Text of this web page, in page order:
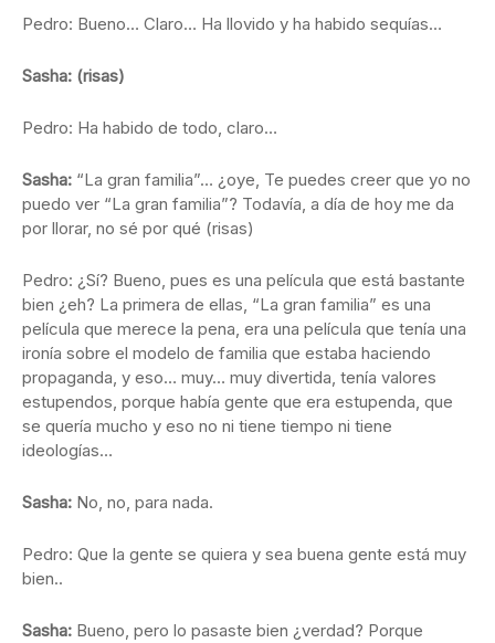
Pedro: Bueno… Claro… Ha llovido y ha habido sequías…
Sasha: (risas)
Pedro: Ha habido de todo, claro…
Sasha: “La gran familia”… ¿oye, Te puedes creer que yo no
puedo ver “La gran familia”? Todavía, a día de hoy me da
por llorar, no sé por qué (risas)
Pedro: ¿Sí? Bueno, pues es una película que está bastante
bien ¿eh? La primera de ellas, “La gran familia” es una
película que merece la pena, era una película que tenía una
ironía sobre el modelo de familia que estaba haciendo
propaganda, y eso… muy… muy divertida, tenía valores
estupendos, porque había gente que era estupenda, que
se quería mucho y eso no ni tiene tiempo ni tiene
ideologías…
Sasha: No, no, para nada.
Pedro: Que la gente se quiera y sea buena gente está muy
bien..
Sasha: Bueno, pero lo pasaste bien ¿verdad? Porque